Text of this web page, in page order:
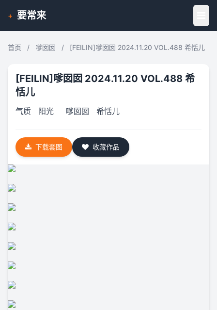
+ 要常来
首页 / 嗲囡囡 / [FEILIN]嗲囡囡 2024.11.20 VOL.488 希恬儿
[FEILIN]嗲囡囡 2024.11.20 VOL.488 希
恬儿
气质 阳光 嗲囡囡 希恬儿
下载套图 收藏作品